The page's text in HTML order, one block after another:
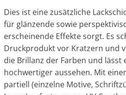
Dies ist eine zusätzliche
für glänzende sowie
erscheinende Effekte sorgt. Es
Druckprodukt vor Kratzern und
die Brillanz der Farben und lässt
hochwertiger aussehen. Mit
partiell (einzelne Motive,